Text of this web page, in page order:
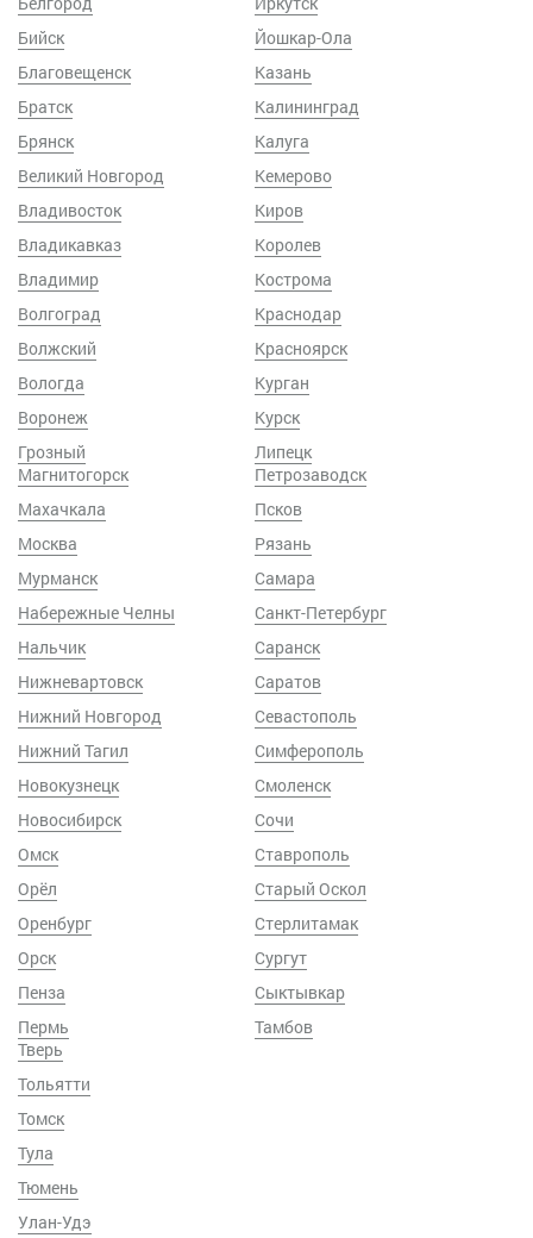
Бийск
Благовещенск
Братск
Брянск
Великий Новгород
Владивосток
Владикавказ
Владимир
Волгоград
Волжский
Вологда
Воронеж
Грозный
Йошкар-Ола
Казань
Калининград
Калуга
Кемерово
Киров
Королев
Кострома
Краснодар
Красноярск
Курган
Курск
Липецк
Магнитогорск
Махачкала
Москва
Мурманск
Набережные Челны
Нальчик
Нижневартовск
Нижний Новгород
Нижний Тагил
Новокузнецк
Новосибирск
Омск
Орёл
Оренбург
Орск
Пенза
Пермь
Петрозаводск
Псков
Рязань
Самара
Санкт-Петербург
Саранск
Саратов
Севастополь
Симферополь
Смоленск
Сочи
Ставрополь
Старый Оскол
Стерлитамак
Сургут
Сыктывкар
Тамбов
Тверь
Тольятти
Томск
Тула
Тюмень
Улан-Удэ